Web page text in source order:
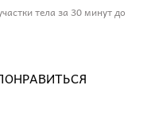
тела за 30 минут до